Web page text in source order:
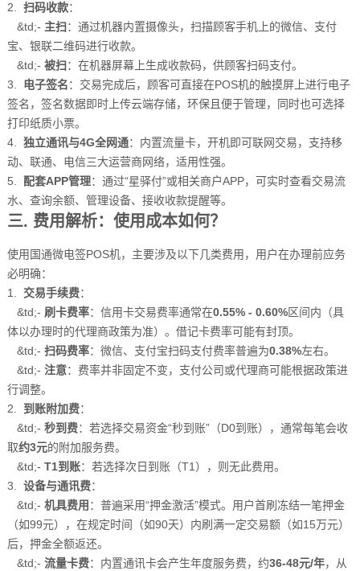
2. 扫码收款：
&td;- 主扫：通过机器内置摄像头，扫描顾客手机上的微信、支付
宝、银联二维码进行收款。
&td;- 被扫：在机器屏幕上生成收款码，供顾客扫码支付。
3. 电子签名：交易完成后，顾客可直接在POS机的触摸屏上进行电子
签名，签名数据即时上传云端存储，环保且便于管理，同时也可选择
打印纸质小票。
4. 独立通讯与4G全网通：内置流量卡，开机即可联网交易，支持移
动、联通、电信三大运营商网络，适用性强。
5. 配套APP管理：通过“星驿付”或相关商户APP，可实时查看交易流
水、查询余额、管理设备、接收收款提醒等。
三. 费用解析：使用成本如何？
使用国通微电签POS机，主要涉及以下几类费用，用户在办理前应务
必明确：
1. 交易手续费：
&td;- 刷卡费率：信用卡交易费率通常在0.55% - 0.60%区间内（具
体以办理时的代理商政策为准）。借记卡费率可能有封顶。
&td;- 扫码费率：微信、支付宝扫码支付费率普遍为0.38%左右。
&td;- 注意：费率并非固定不变，支付公司或代理商可能根据政策进
行调整。
2. 到账附加费：
&td;- 秒到费：若选择交易资金“秒到账”（D0到账），通常每笔会收
取约3元的附加服务费。
&td;- T1到账：若选择次日到账（T1），则无此费用。
3. 设备与通讯费：
&td;- 机具费用 ：普遍采用“押金激活”模式。用户首刷冻结一笔押金
（如99元），在规定时间（如90天）内刷满一定交易额（如15万元）
后，押金全额返还。
&td;- 流量卡费：内置通讯卡会产生年度服务费，约36-48元/年，从